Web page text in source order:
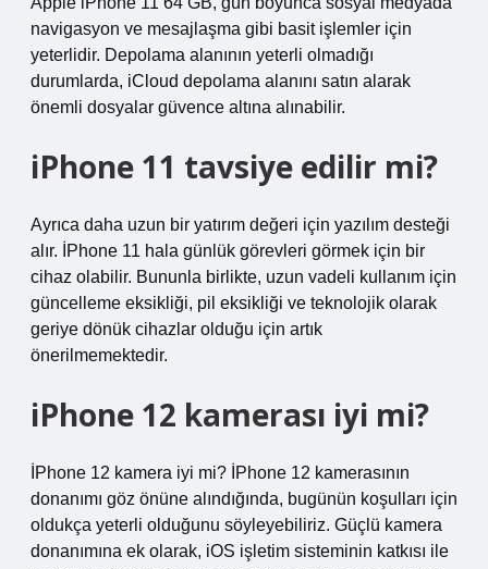
navigasyon ve mesajlaşma gibi basit işlemler için
yeterlidir. Depolama alanının yeterli olmadığı
durumlarda, iCloud depolama alanını satın alarak
önemli dosyalar güvence altına alınabilir.
iPhone 11 tavsiye edilir mi?
Ayrıca daha uzun bir yatırım değeri için yazılım desteği
alır. İPhone 11 hala günlük görevleri görmek için bir
cihaz olabilir. Bununla birlikte, uzun vadeli kullanım için
güncelleme eksikliği, pil eksikliği ve teknolojik olarak
geriye dönük cihazlar olduğu için artık
önerilmemektedir.
iPhone 12 kamerası iyi mi?
İPhone 12 kamera iyi mi? İPhone 12 kamerasının
donanımı göz önüne alındığında, bugünün koşulları için
oldukça yeterli olduğunu söyleyebiliriz. Güçlü kamera
donanımına ek olarak, iOS işletim sisteminin katkısı ile